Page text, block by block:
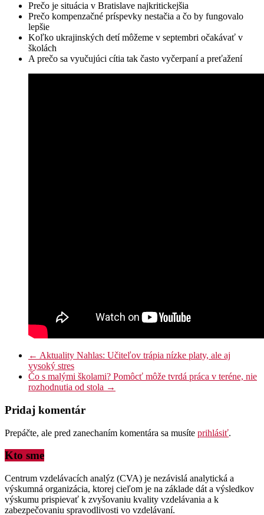
Prečo je situácia v Bratislave najkritickejšia
Prečo kompenzačné príspevky nestačia a čo by fungovalo
lepšie
Koľko ukrajinských detí môžeme v septembri očakávať v
školách
A prečo sa vyučujúci cítia tak často vyčerpaní a preťažení
← Aktuality Nahlas: Učiteľov trápia nízke platy, ale aj
vysoký stres
Čo s malými školami? Pomôcť môže tvrdá práca v teréne, nie
rozhodnutia od stola →
Pridaj komentár
Prepáčte, ale pred zanechaním komentára sa musíte prihlásiť.
Kto sme
Centrum vzdelávacích analýz (CVA) je nezávislá analytická a
výskumná organizácia, ktorej cieľom je na základe dát a výsledkov
výskumu prispievať k zvyšovaniu kvality vzdelávania a k
zabezpečovaniu spravodlivosti vo vzdelávaní.